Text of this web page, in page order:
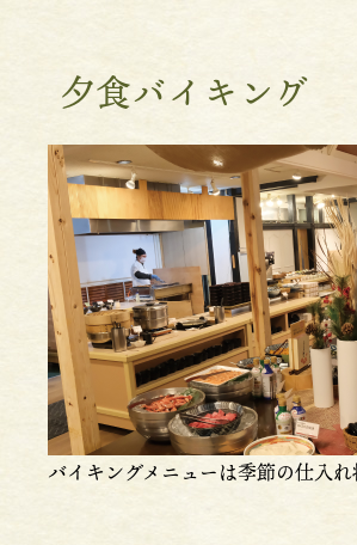
夕食バイキング
バイキングメニューは季節の仕入